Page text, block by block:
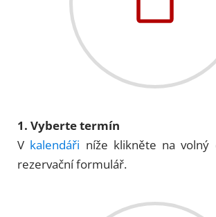
1. Vyberte termín
V kalendáři níže klikněte na volný
rezervační formulář.